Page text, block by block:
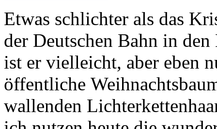
Etwas schlichter als das
der Deutschen Bahn in
ist er vielleicht, aber eben
öffentliche
wallenden